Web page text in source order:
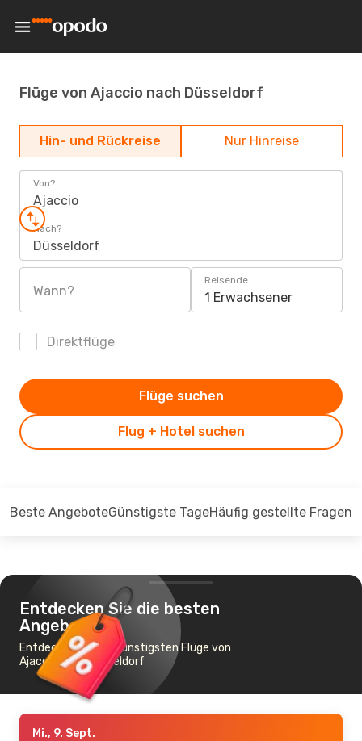
Flüge von Ajaccio nach Düsseldorf
Hin- und Rückreise Nur Hinreise
Von?
Ajaccio
Nach?
Düsseldorf
Wann?
Reisende
1 Erwachsener
Direktflüge
Flug + Hotel suchen
Flüge suchen
Beste AngeboteGünstigste TageHäufig gestellte Fragen
Entdecken Sie die besten
Angebote
Entdecken Sie die günstigsten Flüge von
Ajaccio nach Düsseldorf
Mi., 9. Sept.